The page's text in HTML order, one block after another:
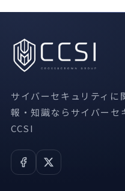
サイバーセキュリティに
報・知識ならサイバーセ
CCSI